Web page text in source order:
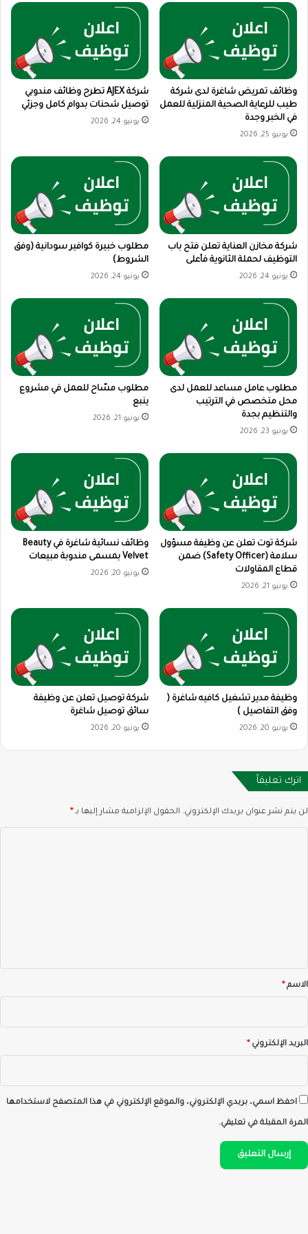
وظائف تمريض شاغرة لدى شركة
طيب للرعاية الصحية المنزلية للعمل
في الخبر وجدة
يونيو 25, 2026
شركة AJEX تطرح وظائف مندوبي
توصيل شحنات بدوام كامل وجزئي
يونيو 24, 2026
شركة مخازن العناية تعلن فتح باب
التوظيف لحملة الثانوية فأعلى
يونيو 24, 2026
مطلوب خبيرة كوافير سودانية (وفق
الشروط)
يونيو 24, 2026
مطلوب عامل مساعد للعمل لدى
محل متخصص في الترتيب
والتنظيم بجدة
يونيو 23, 2026
مطلوب مسّاح للعمل في مشروع
ينبع
يونيو 21, 2026
شركة توت تعلن عن وظيفة مسؤول
سلامة (Safety Officer) ضمن
قطاع المقاولات
يونيو 21, 2026
وظائف نسائية شاغرة في Beauty
Velvet بمسمى مندوبة مبيعات
يونيو 20, 2026
وظيفة مدير تشغيل كافيه شاغرة (
وفق التفاصيل )
يونيو 20, 2026
شركة توصيل تعلن عن وظيفة
سائق توصيل شاغرة
يونيو 20, 2026
اترك تعليقاً
لن يتم نشر عنوان بريدك الإلكتروني. الحقول الإلزامية مشار إليها بـ*
*الاسم*
البريد الإلكتروني*
احفظ اسمي، بريدي الإلكتروني، والموقع الإلكتروني في هذا المتصفح لاستخدامها
المرة المقبلة في تعليقي.